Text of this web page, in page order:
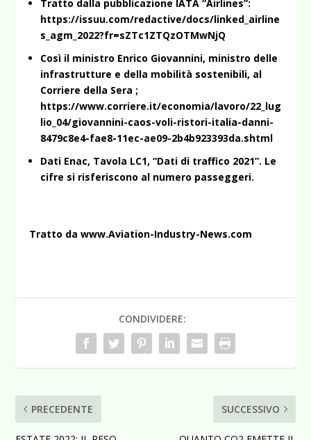
Tratto dalla pubblicazione IATA “Airlines”:
https://issuu.com/redactive/docs/linked_airline
s_agm_2022?fr=sZTc1ZTQzOTMwNjQ
Così il ministro Enrico Giovannini, ministro delle
infrastrutture e della mobilità sostenibili, al
Corriere della Sera ;
https://www.corriere.it/economia/lavoro/22_lug
lio_04/giovannini-caos-voli-ristori-italia-danni-
8479c8e4-fae8-11ec-ae09-2b4b923393da.shtml
Dati Enac, Tavola LC1, “Dati di traffico 2021”. Le
cifre si risferiscono al numero passeggeri.
Tratto da www.Aviation-Industry-News.com
CONDIVIDERE:
PRECEDENTE SUCCESSIVO